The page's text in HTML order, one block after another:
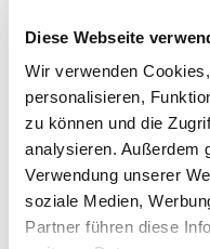
Diese Webseite
Wir verwenden
personalisieren,
zu können und die
analysieren. Außerdem
Verwendung unserer
soziale Medien,
Partner führen diese
PRODUKT
Api Zentrum